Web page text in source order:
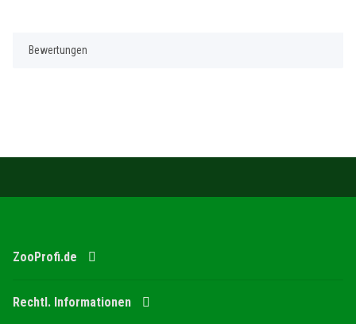
Bewertungen
ZooProfi.de
Rechtl. Informationen